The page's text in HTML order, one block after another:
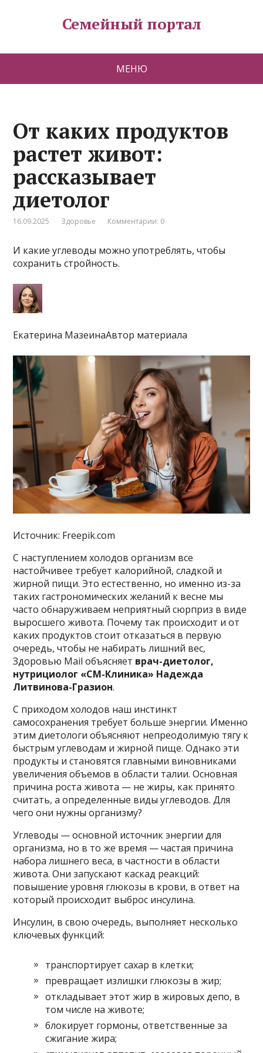
Семейный портал
МЕНЮ
От каких продуктов
растет живот:
рассказывает
диетолог
16.09.2025 Здоровье Комментарии: 0
И какие углеводы можно употреблять, чтобы
сохранить стройность.
Екатерина МазеинаАвтор материала
Источник: Freepik.com
С наступлением холодов организм все
настойчивее требует калорийной, сладкой и
жирной пищи. Это естественно, но именно из-за
таких гастрономических желаний к весне мы
часто обнаруживаем неприятный сюрприз в виде
выросшего живота. Почему так происходит и от
каких продуктов стоит отказаться в первую
очередь, чтобы не набирать лишний вес,
Здоровью Mail объясняет врач-диетолог,
нутрициолог «СМ-Клиника» Надежда
Литвинова-Гразион.
С приходом холодов наш инстинкт
самосохранения требует больше энергии. Именно
этим диетологи объясняют непреодолимую тягу к
быстрым углеводам и жирной пище. Однако эти
продукты и становятся главными виновниками
увеличения объемов в области талии. Основная
причина роста живота — не жиры, как принято
считать, а определенные виды углеводов. Для
чего они нужны организму?
Углеводы — основной источник энергии для
организма, но в то же время — частая причина
набора лишнего веса, в частности в области
живота. Они запускают каскад реакций:
повышение уровня глюкозы в крови, в ответ на
который происходит выброс инсулина.
Инсулин, в свою очередь, выполняет несколько
ключевых функций:
транспортирует сахар в клетки;
превращает излишки глюкозы в жир;
откладывает этот жир в жировых депо, в
том числе на животе;
блокирует гормоны, ответственные за
сжигание жира;